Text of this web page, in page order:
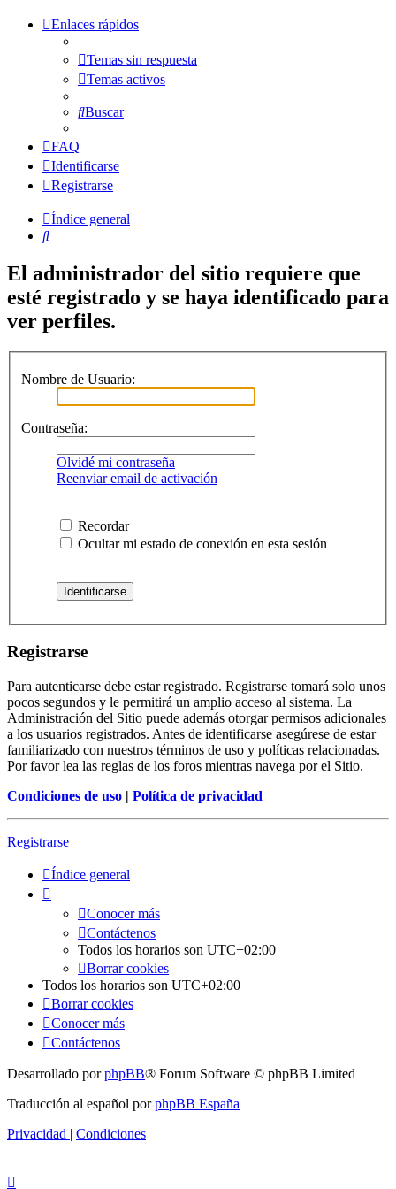
Enlaces rápidos
Temas sin respuesta
Temas activos
Buscar
FAQ
Identificarse
Registrarse
Índice general
Buscar
El administrador del sitio requiere que
esté registrado y se haya identificado para
ver perfiles.
Nombre de Usuario:
Contraseña:
Olvidé mi contraseña
Reenviar email de activación
Recordar
Ocultar mi estado de conexión en esta sesión
Registrarse
Para autenticarse debe estar registrado. Registrarse tomará solo unos
pocos segundos y le permitirá un amplio acceso al sistema. La
Administración del Sitio puede además otorgar permisos adicionales
a los usuarios registrados. Antes de identificarse asegúrese de estar
familiarizado con nuestros términos de uso y políticas relacionadas.
Por favor lea las reglas de los foros mientras navega por el Sitio.
Condiciones de uso | Política de privacidad
Registrarse
Índice general
Conocer más
Contáctenos
Todos los horarios son UTC+02:00
Borrar cookies
Todos los horarios son UTC+02:00
Borrar cookies
Conocer más
Contáctenos
Desarrollado porphpBB® Forum Software © phpBB Limited
Traducción al español porphpBB España
Privacidad | Condiciones